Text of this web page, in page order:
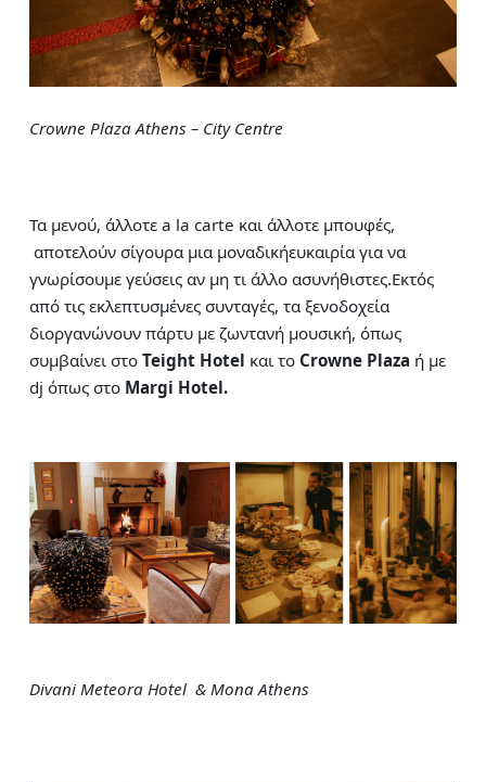
Crowne Plaza Athens – City Centre
Τα μενού, άλλοτε a la carte και άλλοτε μπουφές,
αποτελούν σίγουρα μια μοναδικήευκαιρία για να
γνωρίσουμε γεύσεις αν μη τι άλλο ασυνήθιστες.Εκτός
από τις εκλεπτυσμένες συνταγές, τα ξενοδοχεία
διοργανώνουν πάρτυ με ζωντανή μουσική, όπως
συμβαίνει στοTeight Hotel και το Crowne Plaza ή με
dj όπως στο Margi Hotel.
Divani Meteora Hotel & Mona Athens